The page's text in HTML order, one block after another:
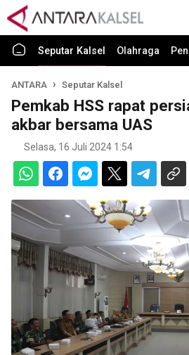
Seputar Kalsel Olahraga
ANTARA Seputar Kalsel
Pemkab HSS rapat
akbar bersama UAS
Selasa, 16 Juli 2024 1:54